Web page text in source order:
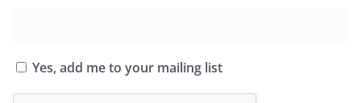
Yes, add me to your mailing list